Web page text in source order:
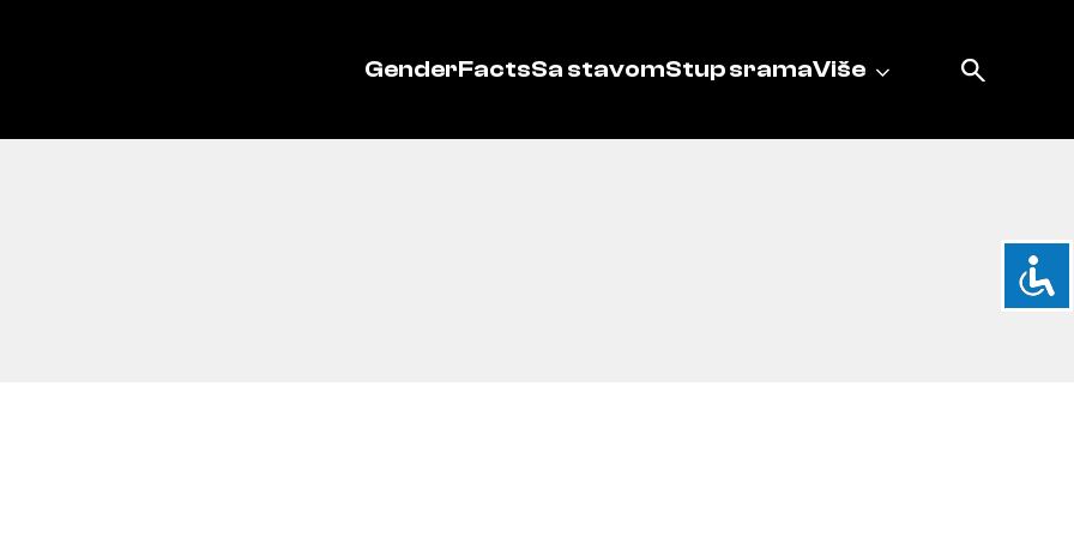
GenderFactsSa stavomStup sramaViše